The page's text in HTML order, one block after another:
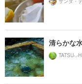
清らかな
TATSU-.-